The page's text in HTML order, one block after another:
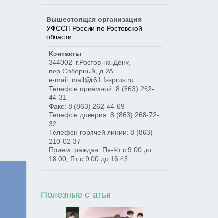
Вышестоящая организация
УФССП России по Ростовской
области
Контакты
344002
г.Ростов-на-Дону,
пер.Соборный, д.2А
e-mail: mail@r61.fssprus.ru
Телефон приёмной: 8 (863) 262-
44-31
Факс: 8 (863) 262-44-69
Телефон доверия: 8 (863) 268-72-
32
Телефон горячей линии: 8 (863)
210-02-37
Прием граждан: Пн-Чт с 9.00 до
18.00, Пт с 9.00 до 16.45
Полезные статьи